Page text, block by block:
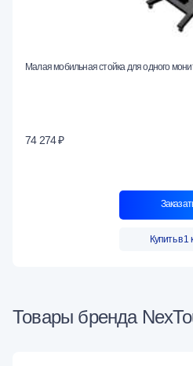
Малая мобильная стойка для одного
74 274 ₽
Купить в 1
Товары бренда